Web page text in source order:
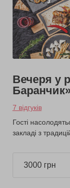
Вечеря у
7 відгуків
Гості
закладі з
3000 грн